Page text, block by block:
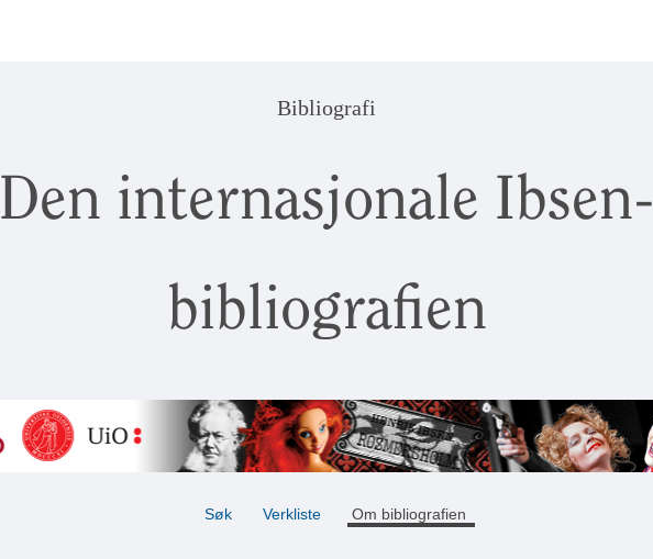
Bibliografi
Den internasjonale Ibsen-
bibliografien
Søk Verkliste Om bibliografien